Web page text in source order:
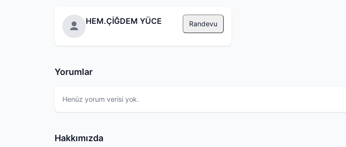
HEM.ÇİĞDEM YÜCE Randevu
Yorumlar
Henüz yorum verisi yok.
Hakkımızda